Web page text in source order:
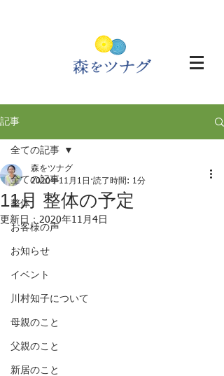
記事
全ての記事
整体
お客様の声
お知らせ
イベント
川村知子について
母親のこと
父親のこと
新居のこと
全ての記事
11月 整体の予定
森をツナグ
2020年11月1日 読了時間: 1分
更新日： 2020年11月4日